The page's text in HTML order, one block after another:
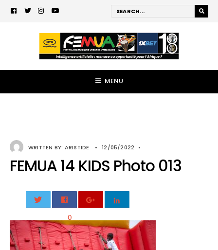
MENU
WRITTEN BY: ARISTIDE • 12/05/2022 •
FEMUA 14 KIDS Photo 013
0